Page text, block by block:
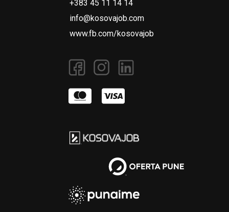
+383 45 11 14 14
info@kosovajob.com
www.fb.com/kosovajob